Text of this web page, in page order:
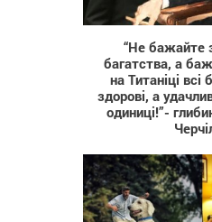
“Не бажайте
багатства, а
на Титаніці всі
здорові, а
одиниці!”-